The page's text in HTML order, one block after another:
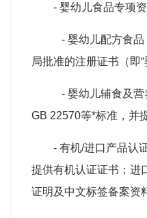
- 婴幼儿食品专项资
- 婴幼儿配方食品
局批准的注册证书（即“
- 婴幼儿辅食及营
GB 22570等*标准，并
- 有机/进口产品认
提供有机认证证书；进
证明及中文标签备案资